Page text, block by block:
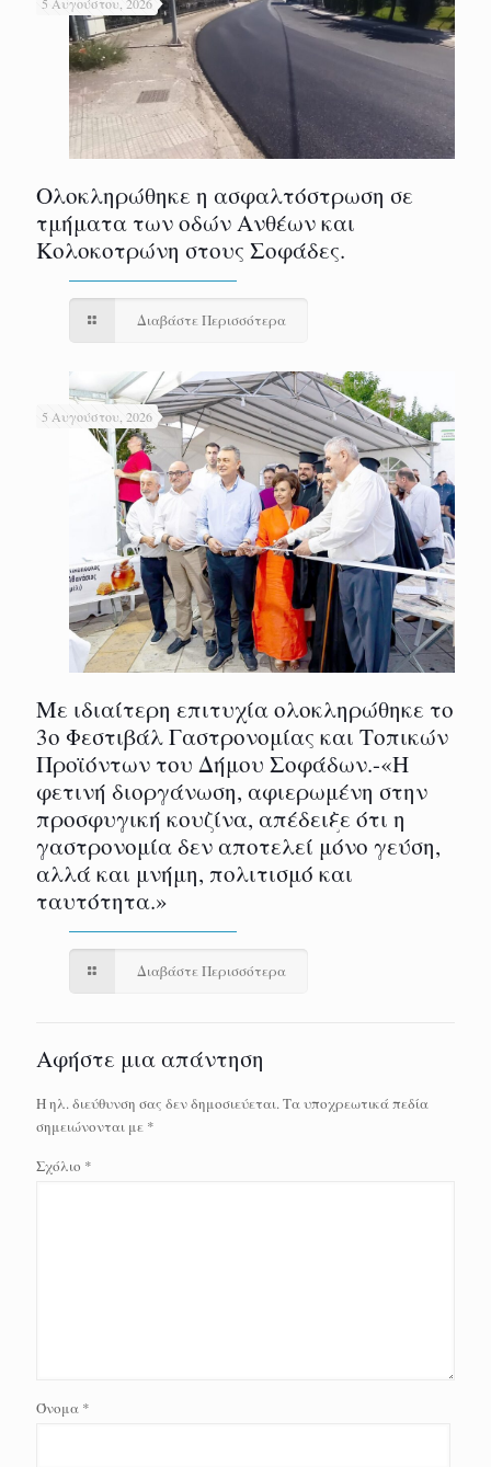
Ολοκληρώθηκε η ασφαλτόστρωση σε
τμήματα των οδών Ανθέων και
Κολοκοτρώνη στους Σοφάδες.
Διαβάστε Περισσότερα
5 Αυγούστου, 2026
Με ιδιαίτερη επιτυχία ολοκληρώθηκε το
3ο Φεστιβάλ Γαστρονομίας και Τοπικών
Προϊόντων του Δήμου Σοφάδων.-«Η
φετινή διοργάνωση, αφιερωμένη στην
προσφυγική κουζίνα, απέδειξε ότι η
γαστρονομία δεν αποτελεί μόνο γεύση,
αλλά και μνήμη, πολιτισμό και
ταυτότητα.»
Διαβάστε Περισσότερα
Αφήστε μια απάντηση
Η ηλ. διεύθυνση σας δεν δημοσιεύεται.Τα υποχρεωτικά πεδία
σημειώνονται με *
Σχόλιο *
Όνομα *